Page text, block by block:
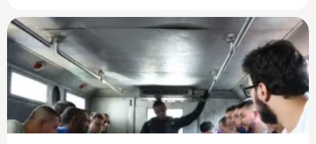
Compartir Noticia